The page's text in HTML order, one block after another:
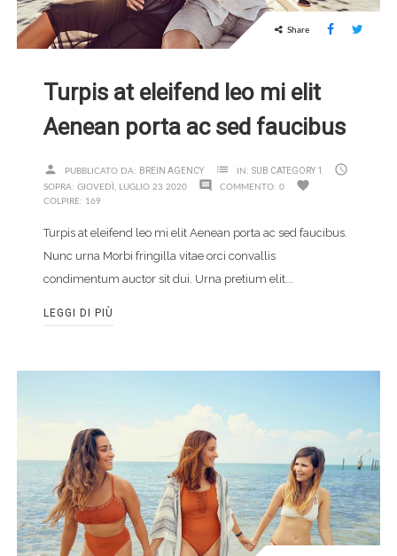
Turpis at eleifend leo mi elit
Aenean porta ac sed faucibus
Share
person PUBBLICATO DA: BREIN AGENCY list IN: SUB CATEGORY 1 
SOPRA: GIOVEDÌ, LUGLIO 23 2020 comment COMMENTO: 0 favorite
COLPIRE: 169
Turpis at eleifend leo mi elit Aenean porta ac sed faucibus.
Nunc urna Morbi fringilla vitae orci convallis
condimentum auctor sit dui. Urna pretium elit...
LEGGI DI PIÙ